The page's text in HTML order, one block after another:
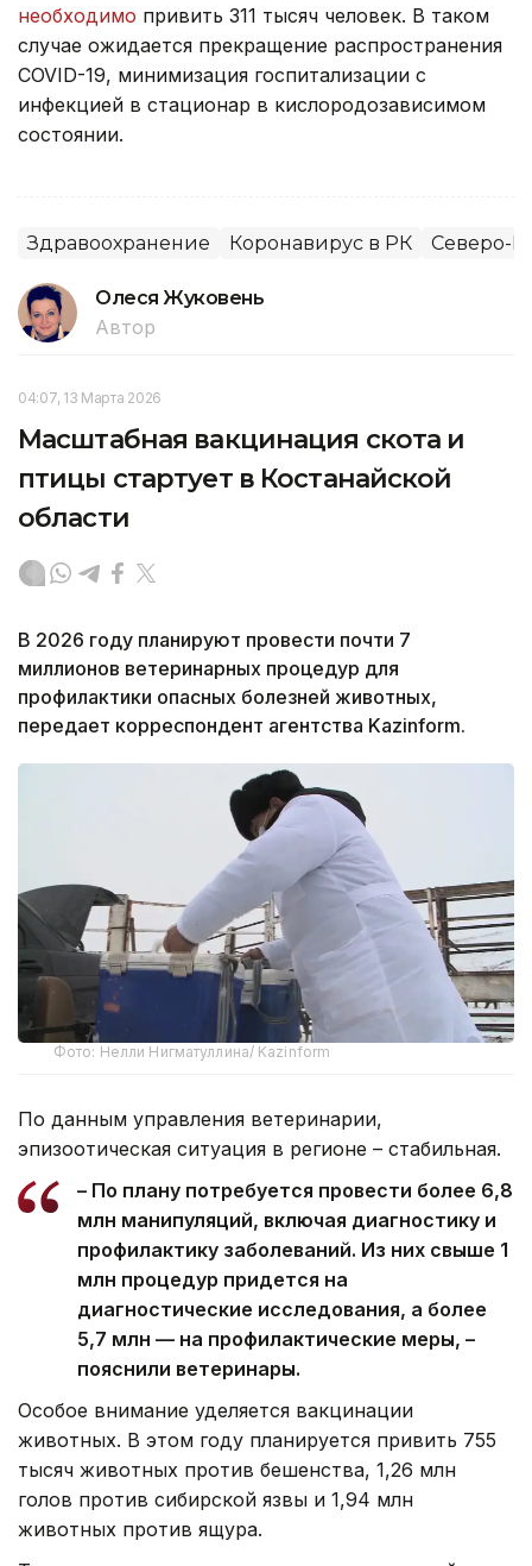
необходимо привить 311 тысяч человек. В таком
случае ожидается прекращение распространения
COVID-19, минимизация госпитализации с
инфекцией в стационар в кислородозависимом
состоянии.
Здравоохранение Коронавирус в РК Северо-
Олеся Жуковень
Автор
04:07, 13 Марта 2026
Масштабная вакцинация скота и
птицы стартует в Костанайской
области
В 2026 году планируют провести почти 7
миллионов ветеринарных процедур для
профилактики опасных болезней животных,
передает корреспондент агентства Kazinform.
Фото: Нелли Нигматуллина/ Kazinform
По данным управления ветеринарии,
эпизоотическая ситуация в регионе – стабильная.
– По плану потребуется провести более 6,8
млн манипуляций, включая диагностику и
профилактику заболеваний. Из них свыше 1
млн процедур придется на
диагностические исследования, а более
5,7 млн — на профилактические меры, –
пояснили ветеринары.
Особое внимание уделяется вакцинации
животных. В этом году планируется привить 755
тысяч животных против бешенства, 1,26 млн
голов против сибирской язвы и 1,94 млн
животных против ящура.